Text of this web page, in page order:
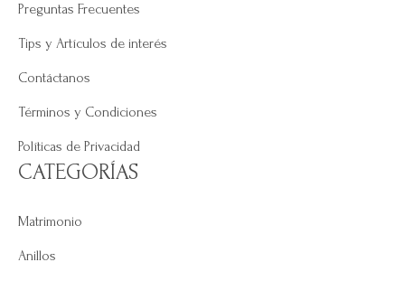
Preguntas Frecuentes
Tips y Artículos de interés
Contáctanos
Términos y Condiciones
Políticas de Privacidad
CATEGORÍAS
Matrimonio
Anillos